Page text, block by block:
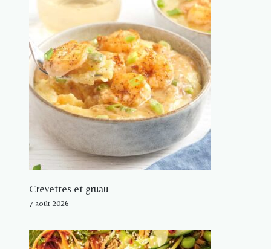
Crevettes et gruau
7 août 2026